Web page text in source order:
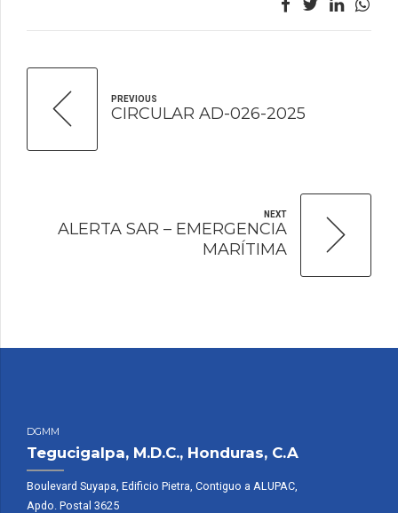
PREVIOUS
CIRCULAR AD-026-2025
NEXT
ALERTA SAR – EMERGENCIA
MARÍTIMA
DGMM
Tegucigalpa, M.D.C., Honduras, C.A
Boulevard Suyapa, Edificio Pietra, Contiguo a ALUPAC,
Apdo. Postal 3625